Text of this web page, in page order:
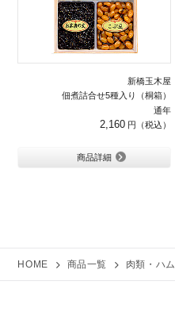
新橋玉木屋
佃煮詰合せ5種入り（桐箱）
通年
2,160
商品詳細
HOME 商品一覧 肉類・ハム